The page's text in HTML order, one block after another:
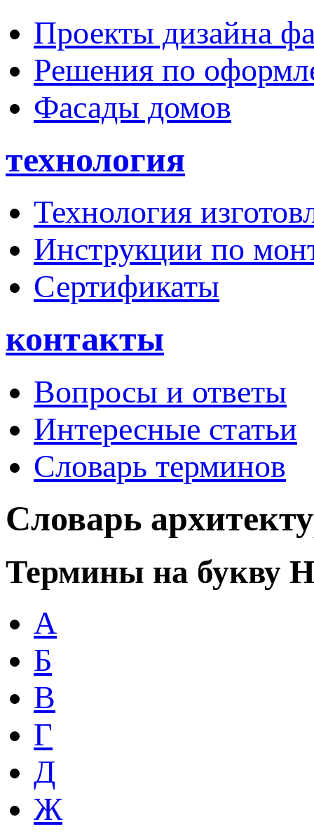
Проекты дизайна
Решения по
Фасады домов
технология
Технология
Инструкции по
Сертификаты
контакты
Вопросы и ответы
Интересные статьи
Словарь терминов
Словарь
Термины на букву
А
Б
В
Г
Д
Ж